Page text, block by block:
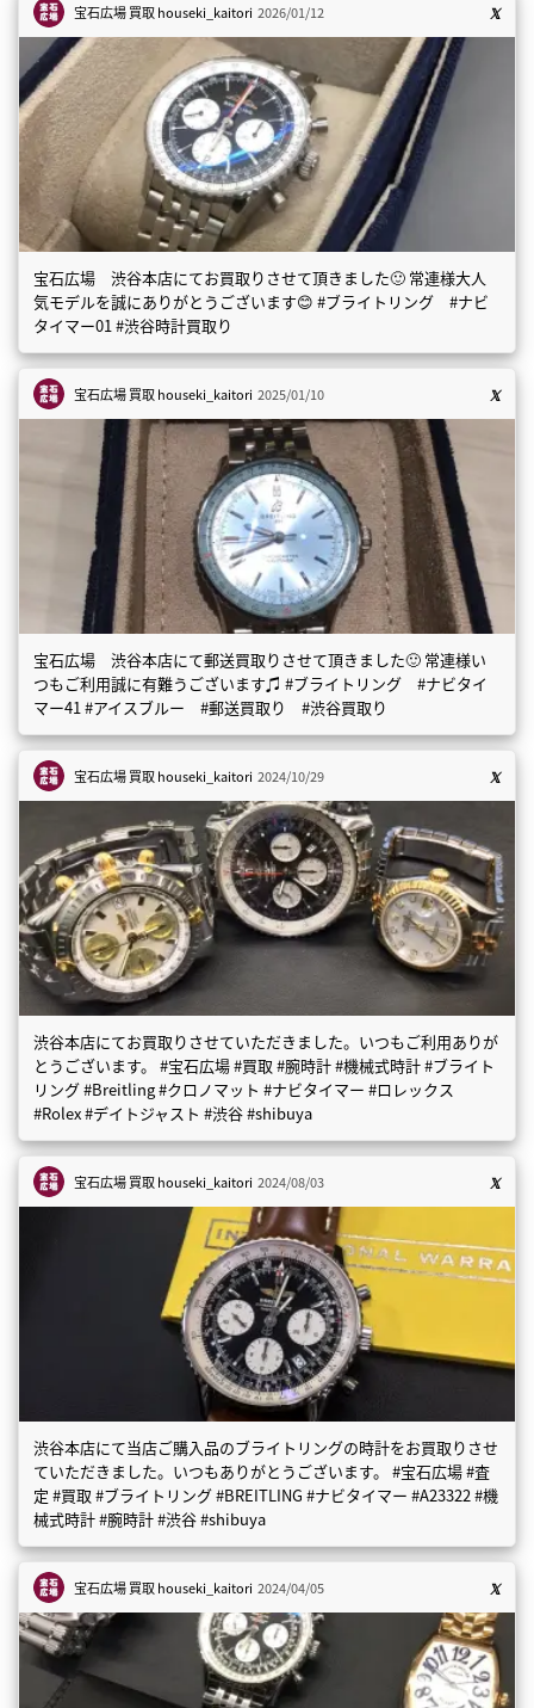
宝石広場 買取houseki_kaitori 2026/01/12
宝石広場 渋谷本店にてお買取りさせて頂きました🙂 常連様大人
気モデルを誠にありがとうございます😊 #ブライトリング #ナビ
タイマー01 #渋谷時計買取り
宝石広場 買取houseki_kaitori 2025/01/10
宝石広場 渋谷本店にて郵送買取りさせて頂きました🙂 常連様い
つもご利用誠に有難うございます♫ #ブライトリング #ナビタイ
マー41 #アイスブルー #郵送買取り #渋谷買取り
宝石広場 買取houseki_kaitori 2024/10/29
渋谷本店にてお買取りさせていただきました。いつもご利用ありが
とうございます。 #宝石広場 #買取 #腕時計 #機械式時計 #ブライト
リング #Breitling #クロノマット #ナビタイマー #ロレックス
#Rolex #デイトジャスト #渋谷 #shibuya
宝石広場 買取houseki_kaitori 2024/08/03
渋谷本店にて当店ご購入品のブライトリングの時計をお買取りさせ
ていただきました。いつもありがとうございます。 #宝石広場 #査
定 #買取 #ブライトリング #BREITLING #ナビタイマー #A23322 #機
械式時計 #腕時計 #渋谷 #shibuya
宝石広場 買取houseki_kaitori 2024/04/05